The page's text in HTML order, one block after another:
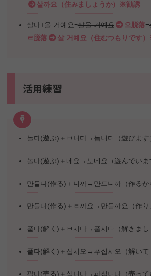
살까요（住みましょうか）※勧誘
살다+을 거예요=살을 거예요 으脱落=
ㄹ脱落
살 거예요（住むつもりです
活用練習
놀다(遊ぶ)＋ㅂ니다→놉니다（遊びます
놀다(遊ぶ)＋네요→노네요（遊んでいま
만들다(作る)＋니까→만드니까（作るか
만들다(作る)＋ㄹ까요→만들까요（作り
풀다(解く)＋ㅂ시다→풉시다（解きまし
풀다(解く)＋십시오→푸십시오（解いて
팔다(売る)＋십니다→파십니다（売って